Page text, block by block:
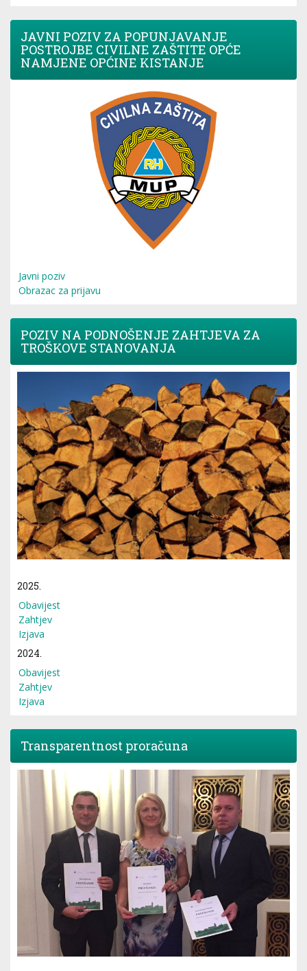
JAVNI POZIV ZA POPUNJAVANJE
POSTROJBE CIVILNE ZAŠTITE OPĆE
NAMJENE OPĆINE KISTANJE
Javni poziv
Obrazac za prijavu
POZIV NA PODNOŠENJE ZAHTJEVA ZA
TROŠKOVE STANOVANJA
2025.
Obavijest
Zahtjev
Izjava
2024.
Obavijest
Zahtjev
Izjava
Transparentnost proračuna